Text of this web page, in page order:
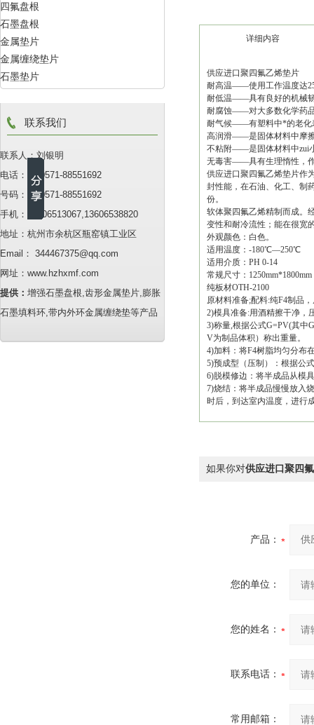
四氟盘根
石墨盘根
金属垫片
金属缠绕垫片
石墨垫片
联系我们
联系人：刘银明
电话：86-0571-88551692
号码：86-0571-88551692
手机：13706513067,13606538820
地址：杭州市余杭区瓶窑镇工业区
Email： 344467375@qq.com
网址：www.hzhxmf.com
提供： 增强石墨盘根,齿形金属垫片,膨胀
石墨填料环,带内外环金属缠绕垫等产品
详细内容
供应进口聚四氟乙烯垫片
耐高温——使用工作温度达
耐低温——具有良好的机械
耐腐蚀——对大多数化学药
耐气候——有塑料中*的老化
高润滑——是固体材料中摩
不粘附——是固体材料中zui
无毒害——具有生理惰性，
供应进口聚四氟乙烯垫片作
封性能，在石油、化工、制
份。
软体聚四氟乙烯精制而成。
变性和耐冷流性；能在很宽
外观颜色：白色。
适用温度：-180℃—250℃
适用介质：PH 0-14
常规尺寸：1250mm*1800mm
纯板材OTH-2100
原材料准备;配料:纯F4制品
2)模具准备:用酒精擦干净，
3)称量,根据公式G=PV(其中
V为制品体积）称出重量。
4)加料：将F4树脂均匀分布
5)预成型（压制）：根据公
6)脱模修边：将半成品从模
7)烧结：将半成品慢慢放入
时后，到达室内温度，进行
如果你对供应进口聚四
产品：
您的单位：
您的姓名：
联系电话：
常用邮箱：